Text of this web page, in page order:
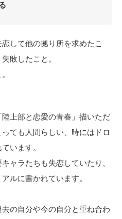
して他の拠り所を求めたこ
敗したこと。
陸上部と恋愛の青春」描いただ
ても人間らしい、時にはドロ
います。
ャラたちも失恋していたり、
ルに書かれています。
の自分や今の自分と重ね合わ